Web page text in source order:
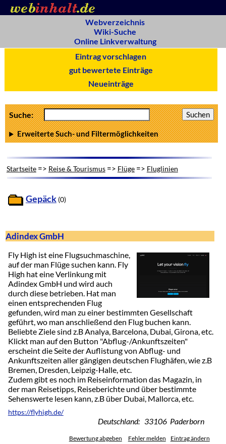
Webverzeichnis
Wiki-Suche
Online Linkverwaltung
Eintrag vorschlagen
gut bewertete Einträge
Neueinträge
Suche:
Erweiterte Such- und Filtermöglichkeiten
Startseite=> Reise & Tourismus=> Flüge=> Fluglinien
Gepäck (0)
Adindex GmbH
Fly High ist eine Flugsuchmaschine,
auf der man Flüge suchen kann. Fly
High hat eine Verlinkung mit
Adindex GmbH und wird auch
durch diese betrieben. Hat man
einen entsprechenden Flug
gefunden, wird man zu einer bestimmten Gesellschaft
geführt, wo man anschließend den Flug buchen kann.
Beliebte Ziele sind z.B Analya, Barcelona, Dubai, Girona, etc.
Klickt man auf den Button "Abflug-/Ankunftszeiten"
erscheint die Seite der Auflistung von Abflug- und
Ankunftszeiten aller gängigen deutschen Flughäfen, wie z.B
Bremen, Dresden, Leipzig-Halle, etc.
Zudem gibt es noch im Reiseinformation das Magazin, in
der man Reisetipps, Reiseberichte und über bestimmte
Sehenswerte lesen kann, z.B über Dubai, Mallorca, etc.
https://flyhigh.de/
Deutschland: 33106 Paderborn
Bewertung abgeben Fehler melden Eintrag ändern